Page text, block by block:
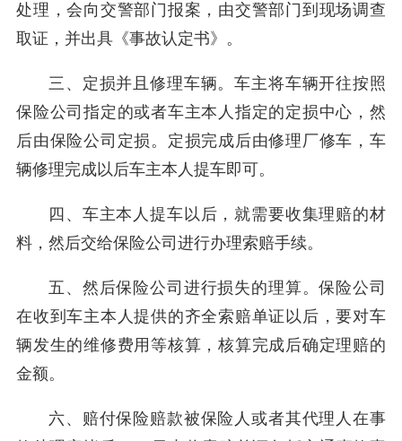
处理，会向交警部门报案，由交警部门到现场调查
取证，并出具《事故认定书》。
三、定损并且修理车辆。车主将车辆开往按照
保险公司指定的或者车主本人指定的定损中心，然
后由保险公司定损。定损完成后由修理厂修车，车
辆修理完成以后车主本人提车即可。
四、车主本人提车以后，就需要收集理赔的材
料，然后交给保险公司进行办理索赔手续。
五、然后保险公司进行损失的理算。保险公司
在收到车主本人提供的齐全索赔单证以后，要对车
辆发生的维修费用等核算，核算完成后确定理赔的
金额。
六、赔付保险赔款被保险人或者其代理人在事